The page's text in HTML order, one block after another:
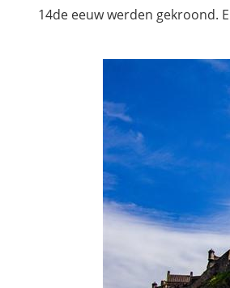
Kaartje met de mooiste Kastelen
Extra: Download onze reisgids
14de eeuw werden gekroond.